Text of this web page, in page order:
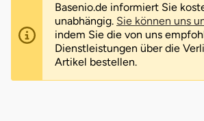
Basenio.de informiert Sie
unabhängig. Sie können uns
indem Sie die von uns
Dienstleistungen über die
Artikel bestellen.